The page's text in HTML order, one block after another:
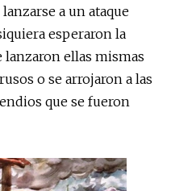
a un ataque
esperaron la
lanzaron ellas mismas
o se arrojaron a las
que se fueron